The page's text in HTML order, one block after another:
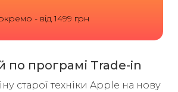
- від 1499 грн
по програмі Trade-in
старої техніки Apple на нову